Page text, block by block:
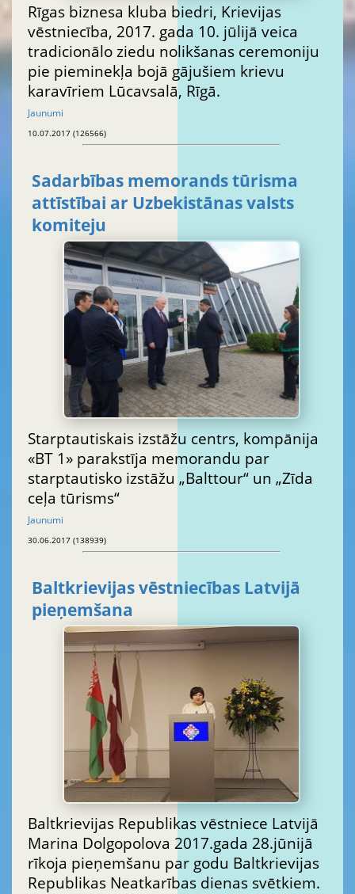
Rīgas biznesa kluba biedri, Krievijas
vēstniecība, 2017. gada 10. jūlijā veica
tradicionālo ziedu nolikšanas ceremoniju
pie pieminekļa bojā gājušiem krievu
karavīriem Lūcavsalā, Rīgā.
Jaunumi
10.07.2017 (126566)
Sadarbības memorands tūrisma
attīstībai ar Uzbekistānas valsts
komiteju
Starptautiskais izstāžu centrs, kompānija
«ВТ 1» parakstīja memorandu par
starptautisko izstāžu „Balttour“ un „Zīda
ceļa tūrisms“
Jaunumi
30.06.2017 (138939)
Baltkrievijas vēstniecības Latvijā
pieņemšana
Baltkrievijas Republikas vēstniece Latvijā
Marina Dolgopolova 2017.gada 28.jūnijā
rīkoja pieņemšanu par godu Baltkrievijas
Republikas Neatkarības dienas svētkiem.